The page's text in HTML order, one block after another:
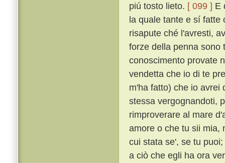
piú tosto lieto. [ 099 ] E
la quale tante e sí fatte
risapute ché l'avresti,
forze della penna sono
conoscimento provate
vendetta che io di te
m'ha fatto) che io avrei
stessa vergognandoti,
rimproverare al mare
amore o che tu sii mia,
cui stata se', se tu
a ciò che egli ha ora